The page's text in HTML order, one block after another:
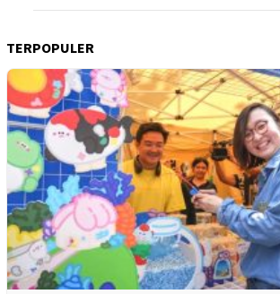
TERPOPULER